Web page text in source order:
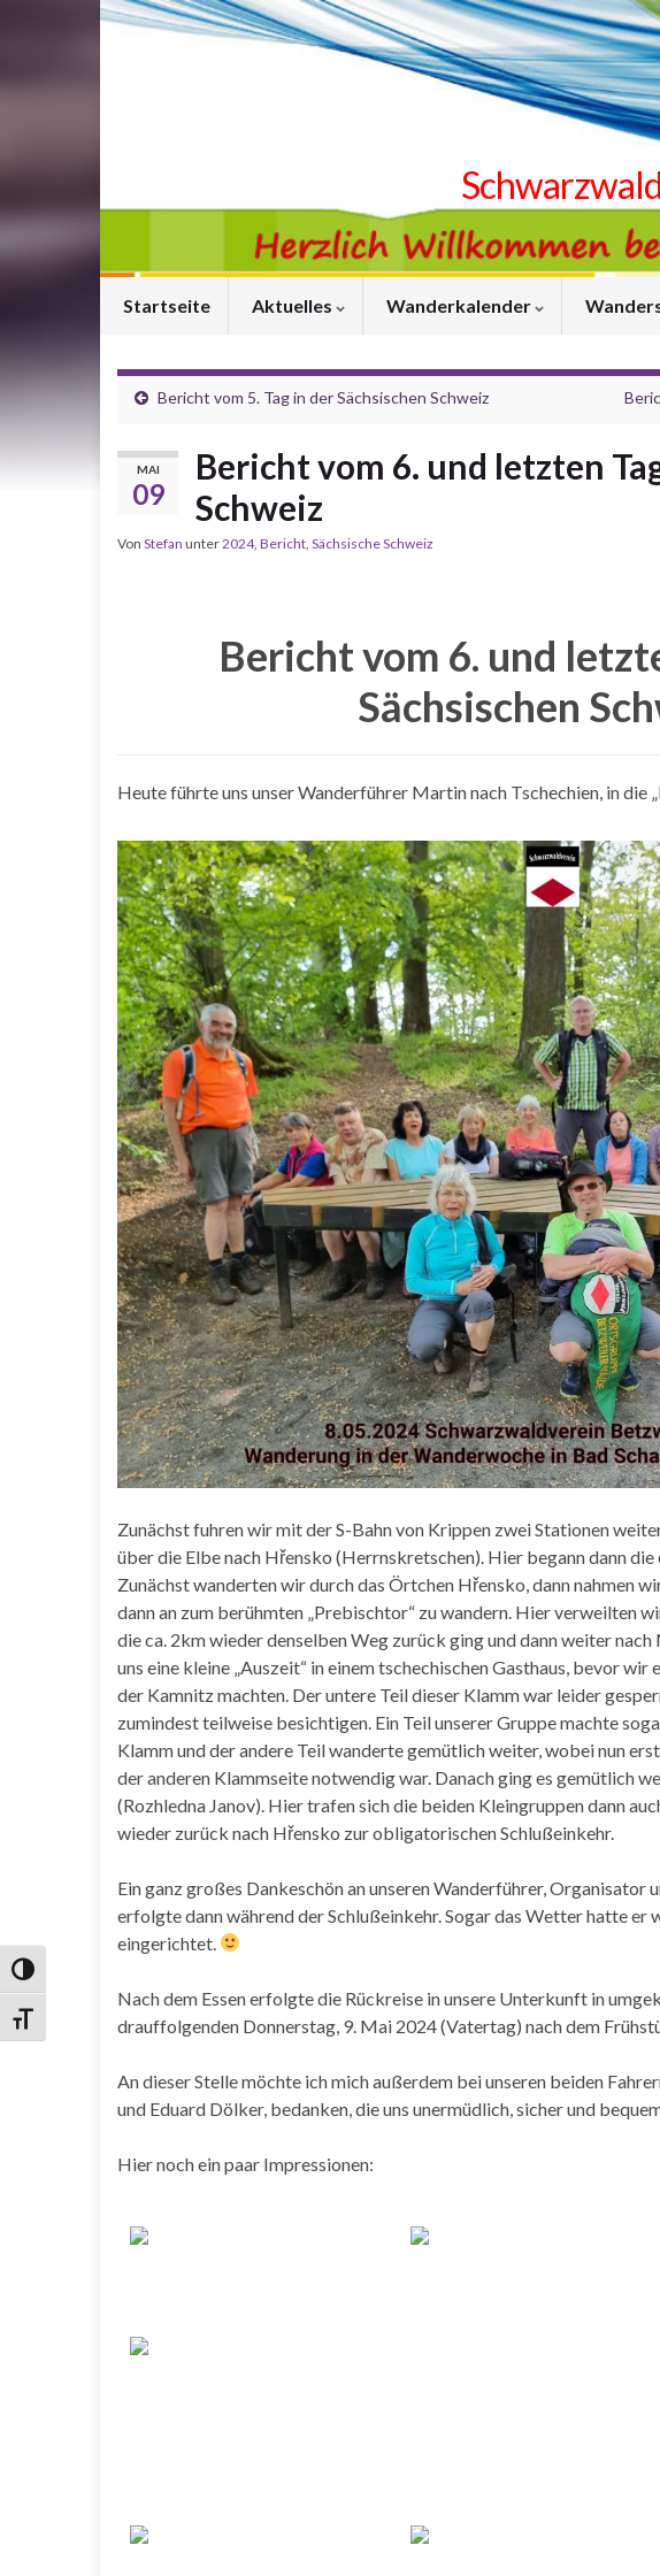
Umschalten auf hohe Kontraste
Schrift vergrößern
Startseite Aktuelles Wanderkalender
Bericht vom 5. Tag in der Sächsischen Schweiz
MAI
09
Bericht vom 6. und letzten
Schweiz
Von Stefan unter2024, Bericht, Sächsische Schweiz
Bericht vom 6. und
Sächsischen
Heute führte uns unser Wanderführer Martin nach Tschechien, in die
Zunächst fuhren wir mit der S-Bahn von Krippen zwei Stationen
über die Elbe nach Hřensko (Herrnskretschen). Hier begann dann
Zunächst wanderten wir durch das Örtchen Hřensko, dann nahmen
dann an zum berühmten „Prebischtor“ zu wandern. Hier verweilten
die ca. 2km wieder denselben Weg zurück ging und dann weiter
uns eine kleine „Auszeit“ in einem tschechischen Gasthaus, bevor
der Kamnitz machten. Der untere Teil dieser Klamm war leider
zumindest teilweise besichtigen. Ein Teil unserer Gruppe machte
Klamm und der andere Teil wanderte gemütlich weiter, wobei nun
der anderen Klammseite notwendig war. Danach ging es gemütlich
(Rozhledna Janov). Hier trafen sich die beiden Kleingruppen dann
wieder zurück nach Hřensko zur obligatorischen Schlußeinkehr.
Ein ganz großes Dankeschön an unseren Wanderführer,
erfolgte dann während der Schlußeinkehr. Sogar das Wetter hatte er
eingerichtet.
Nach dem Essen erfolgte die Rückreise in unsere Unterkunft in
drauffolgenden Donnerstag, 9. Mai 2024 (Vatertag) nach dem
An dieser Stelle möchte ich mich außerdem bei unseren beiden
und Eduard Dölker, bedanken, die uns unermüdlich, sicher und
Hier noch ein paar Impressionen: